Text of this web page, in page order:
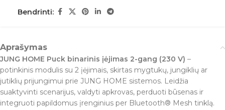
Bendrinti:
Aprašymas
JUNG HOME Puck binarinis įėjimas 2-gang (230 V) –
potinkinis modulis su 2 įėjimais, skirtas mygtukų, jungiklių ar
jutiklių prijungimui prie JUNG HOME sistemos. Leidžia
suaktyvinti scenarijus, valdyti apkrovas, perduoti būsenas ir
integruoti papildomus įrenginius per Bluetooth® Mesh tinklą.